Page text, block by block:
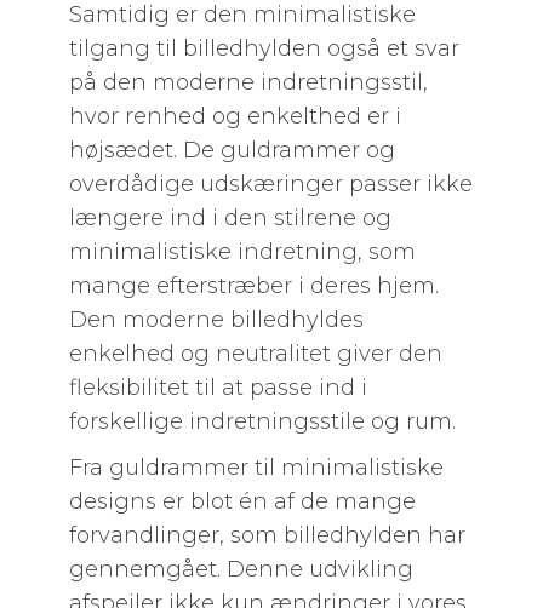
Samtidig er den minimalistiske
tilgang til billedhylden også et svar
på den moderne indretningsstil,
hvor renhed og enkelthed er i
højsædet. De guldrammer og
overdådige udskæringer passer ikke
længere ind i den stilrene og
minimalistiske indretning, som
mange efterstræber i deres hjem.
Den moderne billedhyldes
enkelhed og neutralitet giver den
fleksibilitet til at passe ind i
forskellige indretningsstile og rum.
Fra guldrammer til minimalistiske
designs er blot én af de mange
forvandlinger, som billedhylden har
gennemgået. Denne udvikling